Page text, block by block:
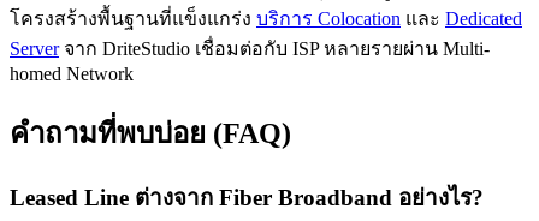
โครงสร้างพื้นฐานที่แข็งแกร่ง บริการ Colocation และ Dedicated
Serverจาก DriteStudio เชื่อมต่อกับ ISP หลายรายผ่าน Multi-
homed Network
คำถามที่พบบ่อย (FAQ)
Leased Line ต่างจาก Fiber Broadband อย่างไร?